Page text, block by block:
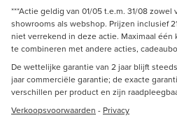
***Actie geldig van 01/05 t.e.m. 31/08
showrooms als webshop. Prijzen inclusief
niet verrekend in deze actie. Maximaal
te combineren met andere acties,
De wettelijke garantie van 2 jaar blijft
jaar commerciële garantie; de exacte
verschillen per product en zijn
Verkoopsvoorwaarden - Privacy